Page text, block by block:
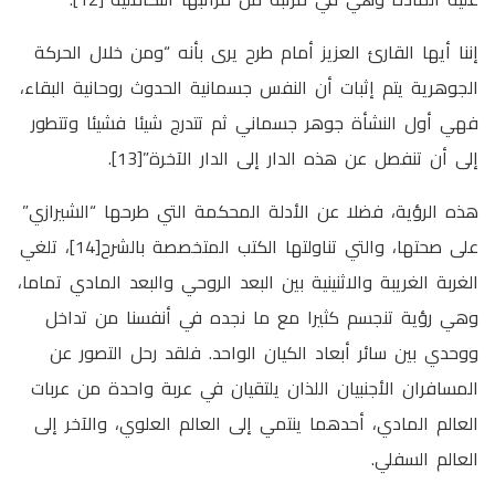
إننا أيها القارئ العزيز أمام طرح يرى بأنه “ومن خلال الحركة
الجوهرية يتم إثبات أن النفس جسمانية الحدوث روحانية البقاء،
فهي أول النشأة جوهر جسماني ثم تتدرج شيئا فشيئا وتتطور
إلى أن تنفصل عن هذه الدار إلى الدار الآخرة”[13].
هذه الرؤية، فضلا عن الأدلة المحكمة التي طرحها “الشيرازي”
على صحتها، والتي تناولتها الكتب المتخصصة بالشرح[14]، تلغي
الغربة الغريبة والاثنينية بين البعد الروحي والبعد المادي تماما،
وهي رؤية تنجسم كثيرا مع ما نجده في أنفسنا من تداخل
ووحدي بين سائر أبعاد الكيان الواحد. فلقد رحل التصور عن
المسافران الأجنبيان اللذان يلتقيان في عربة واحدة من عربات
العالم المادي، أحدهما ينتمي إلى العالم العلوي، والآخر إلى
العالم السفلي.